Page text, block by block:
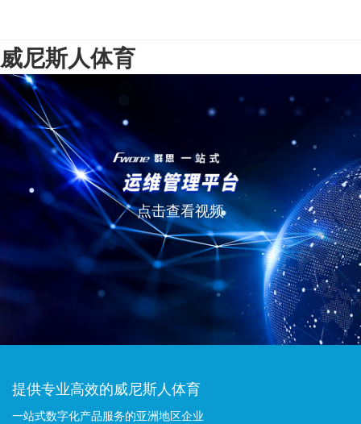
威尼斯人体育
点击查看视频
提供专业高效的威尼斯人体育
一站式数字化产品服务的亚洲地区企业